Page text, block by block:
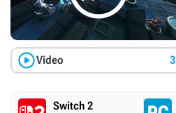
Video 3
Switch 2